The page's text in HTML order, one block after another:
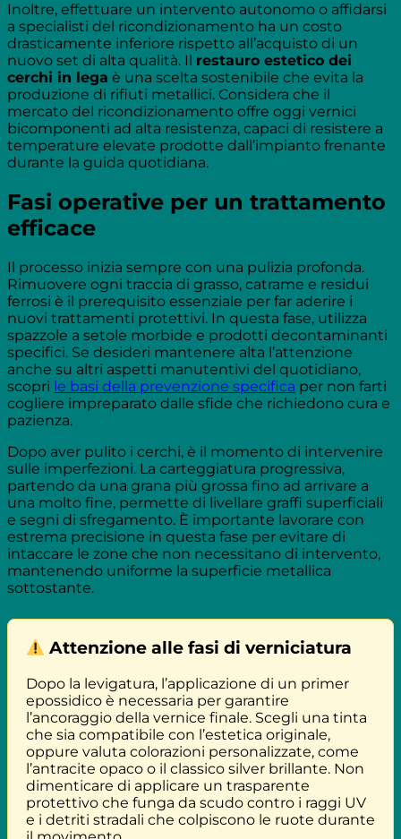
Inoltre, effettuare un intervento autonomo o affidarsi
a specialisti del ricondizionamento ha un costo
drasticamente inferiore rispetto all’acquisto di un
nuovo set di alta qualità. Il restauro estetico dei
cerchi in lega è una scelta sostenibile che evita la
produzione di rifiuti metallici. Considera che il
mercato del ricondizionamento offre oggi vernici
bicomponenti ad alta resistenza, capaci di resistere a
temperature elevate prodotte dall’impianto frenante
durante la guida quotidiana.
Fasi operative per un trattamento
efficace
Il processo inizia sempre con una pulizia profonda.
Rimuovere ogni traccia di grasso, catrame e residui
ferrosi è il prerequisito essenziale per far aderire i
nuovi trattamenti protettivi. In questa fase, utilizza
spazzole a setole morbide e prodotti decontaminanti
specifici. Se desideri mantenere alta l’attenzione
anche su altri aspetti manutentivi del quotidiano,
scopri le basi della prevenzione specifica per non farti
cogliere impreparato dalle sfide che richiedono cura e
pazienza.
Dopo aver pulito i cerchi, è il momento di intervenire
sulle imperfezioni. La carteggiatura progressiva,
partendo da una grana più grossa fino ad arrivare a
una molto fine, permette di livellare graffi superficiali
e segni di sfregamento. È importante lavorare con
estrema precisione in questa fase per evitare di
intaccare le zone che non necessitano di intervento,
mantenendo uniforme la superficie metallica
sottostante.
Attenzione alle fasi di verniciatura
Dopo la levigatura, l’applicazione di un primer
epossidico è necessaria per garantire
l’ancoraggio della vernice finale. Scegli una tinta
che sia compatibile con l’estetica originale,
oppure valuta colorazioni personalizzate, come
l’antracite opaco o il classico silver brillante. Non
dimenticare di applicare un trasparente
protettivo che funga da scudo contro i raggi UV
e i detriti stradali che colpiscono le ruote durante